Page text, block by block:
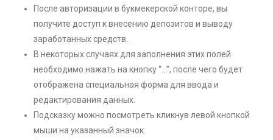
После авторизации в букмекерской конторе, вы
получите доступ к внесению депозитов и выводу
заработанных средств.
В некоторых случаях для заполнения этих полей
необходимо нажать на кнопку “…”, после чего будет
отображена специальная форма для ввода и
редактирования данных.
Подсказку можно посмотреть кликнув левой кнопкой
мыши на указанный значок.